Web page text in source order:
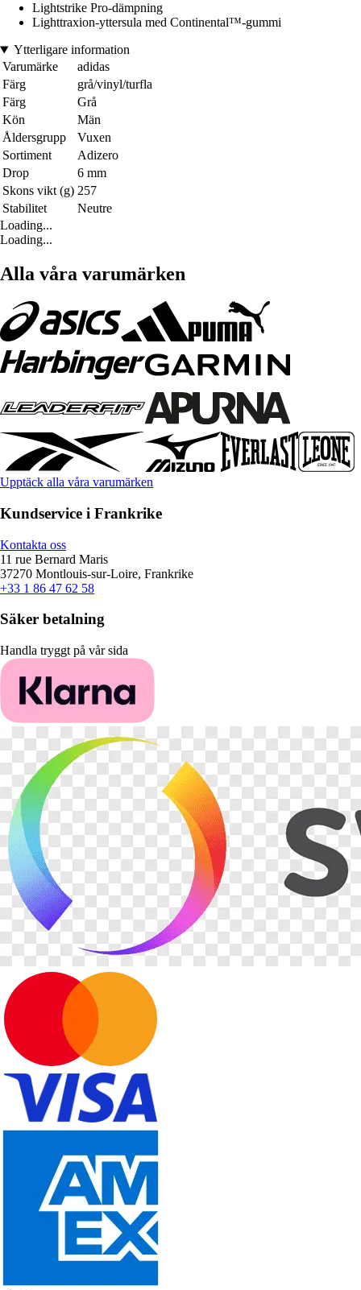
Lightstrike Pro-dämpning
Lighttraxion-yttersula med Continental™-gummi
Ytterligare information
Varumärke
adidas
Färg
grå/vinyl/turfla
Färg
Grå
Kön
Män
Åldersgrupp
Vuxen
Sortiment
Adizero
Drop
6 mm
Skons vikt (g) 257
Stabilitet
Neutre
Loading...
Loading...
Alla våra varumärken
Upptäck alla våra varumärken
Kundservice i Frankrike
Kontakta oss
11 rue Bernard Maris
37270 Montlouis-sur-Loire, Frankrike
+33 1 86 47 62 58
Säker betalning
Handla tryggt på vår sida